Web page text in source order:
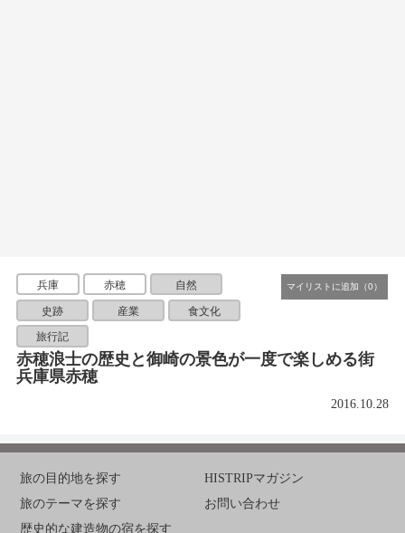
兵庫 赤穂 自然
史跡 産業 食文化
旅行記
赤穂浪士の歴史と御崎の景色が一度で楽しめる街
兵庫県赤穂
2016.10.28
旅の目的地を探す
旅のテーマを探す
歴史的な建造物の宿を探す
HISTRIPマガジン
お問い合わせ